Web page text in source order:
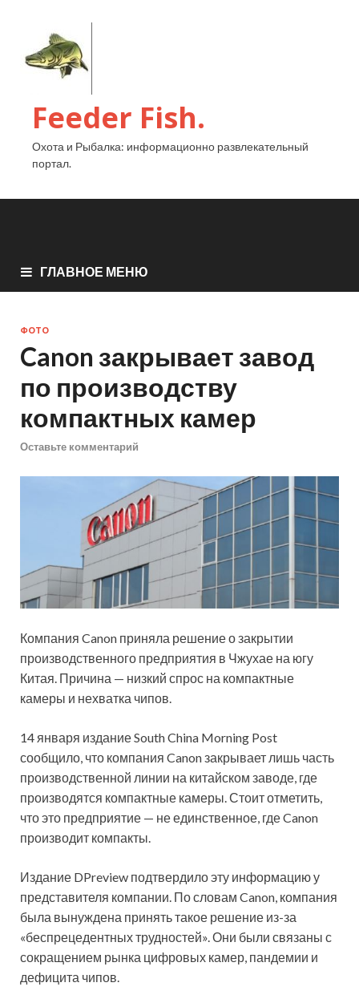
Feeder Fish.
Охота и Рыбалка: информационно развлекательный
портал.
ГЛАВНОЕ МЕНЮ
ФОТО
Canon закрывает завод
по производству
компактных камер
Оставьте комментарий
Компания Canon приняла решение о закрытии
производственного предприятия в Чжухае на югу
Китая. Причина — низкий спрос на компактные
камеры и нехватка чипов.
14 января издание South China Morning Post
сообщило, что компания Canon закрывает лишь часть
производственной линии на китайском заводе, где
производятся компактные камеры. Стоит отметить,
что это предприятие — не единственное, где Canon
производит компакты.
Издание DPreview подтвердило эту информацию у
представителя компании. По словам Canon, компания
была вынуждена принять такое решение из-за
«беспрецедентных трудностей». Они были связаны с
сокращением рынка цифровых камер, пандемии и
дефицита чипов.